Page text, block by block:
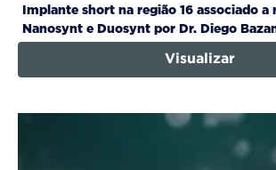
Implante short na região 16 associado a
Nanosynt e Duosynt por Dr. Diego
Visualizar